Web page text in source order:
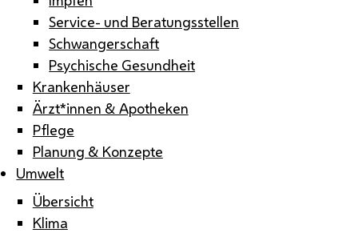
Service- und Beratungsstellen
Schwangerschaft
Psychische Gesundheit
Krankenhäuser
Ärzt*innen & Apotheken
Pflege
Planung & Konzepte
Umwelt
Übersicht
Klima